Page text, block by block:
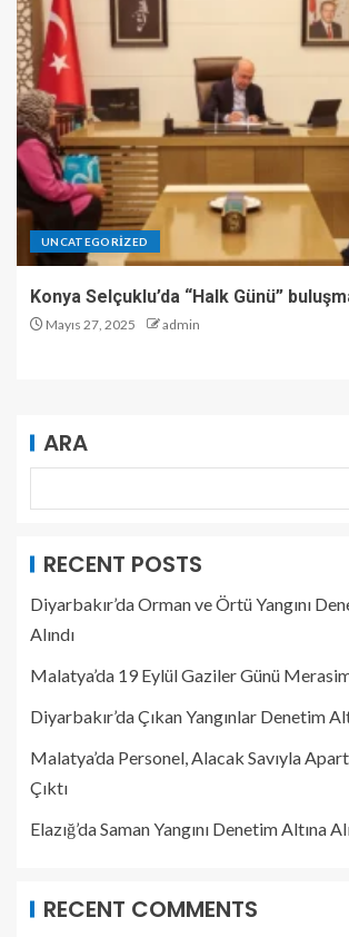
UNCATEGORIZED
Konya Selçuklu’da “Halk Günü”
Mayıs 27, 2025 admin
ARA
RECENT POSTS
Diyarbakır’da Orman ve Örtü Yangını
Alındı
Malatya’da 19 Eylül Gaziler Günü
Diyarbakır’da Çıkan Yangınlar Denetim
Malatya’da Personel, Alacak Savıyla
Çıktı
Elazığ’da Saman Yangını Denetim Altına
RECENT COMMENTS